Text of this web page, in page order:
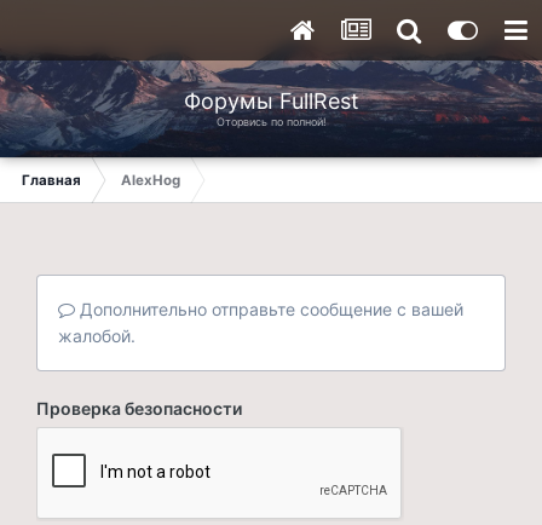
Форумы FullRest
Оторвись по полной!
Главная AlexHog
Дополнительно отправьте сообщение с вашей
жалобой.
Проверка безопасности